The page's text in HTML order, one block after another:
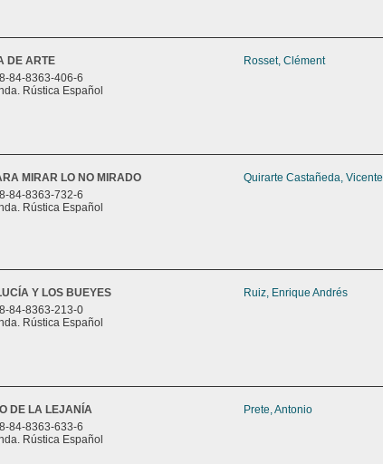
DE ARTE
84-8363-406-6
Rústica Español
Rosset, Clément
MIRAR LO NO MIRADO
84-8363-732-6
Rústica Español
Quirarte Castañeda, Vicente
Y LOS BUEYES
84-8363-213-0
Rústica Español
Ruiz, Enrique Andrés
DE LA LEJANÍA
84-8363-633-6
Rústica Español
Prete, Antonio